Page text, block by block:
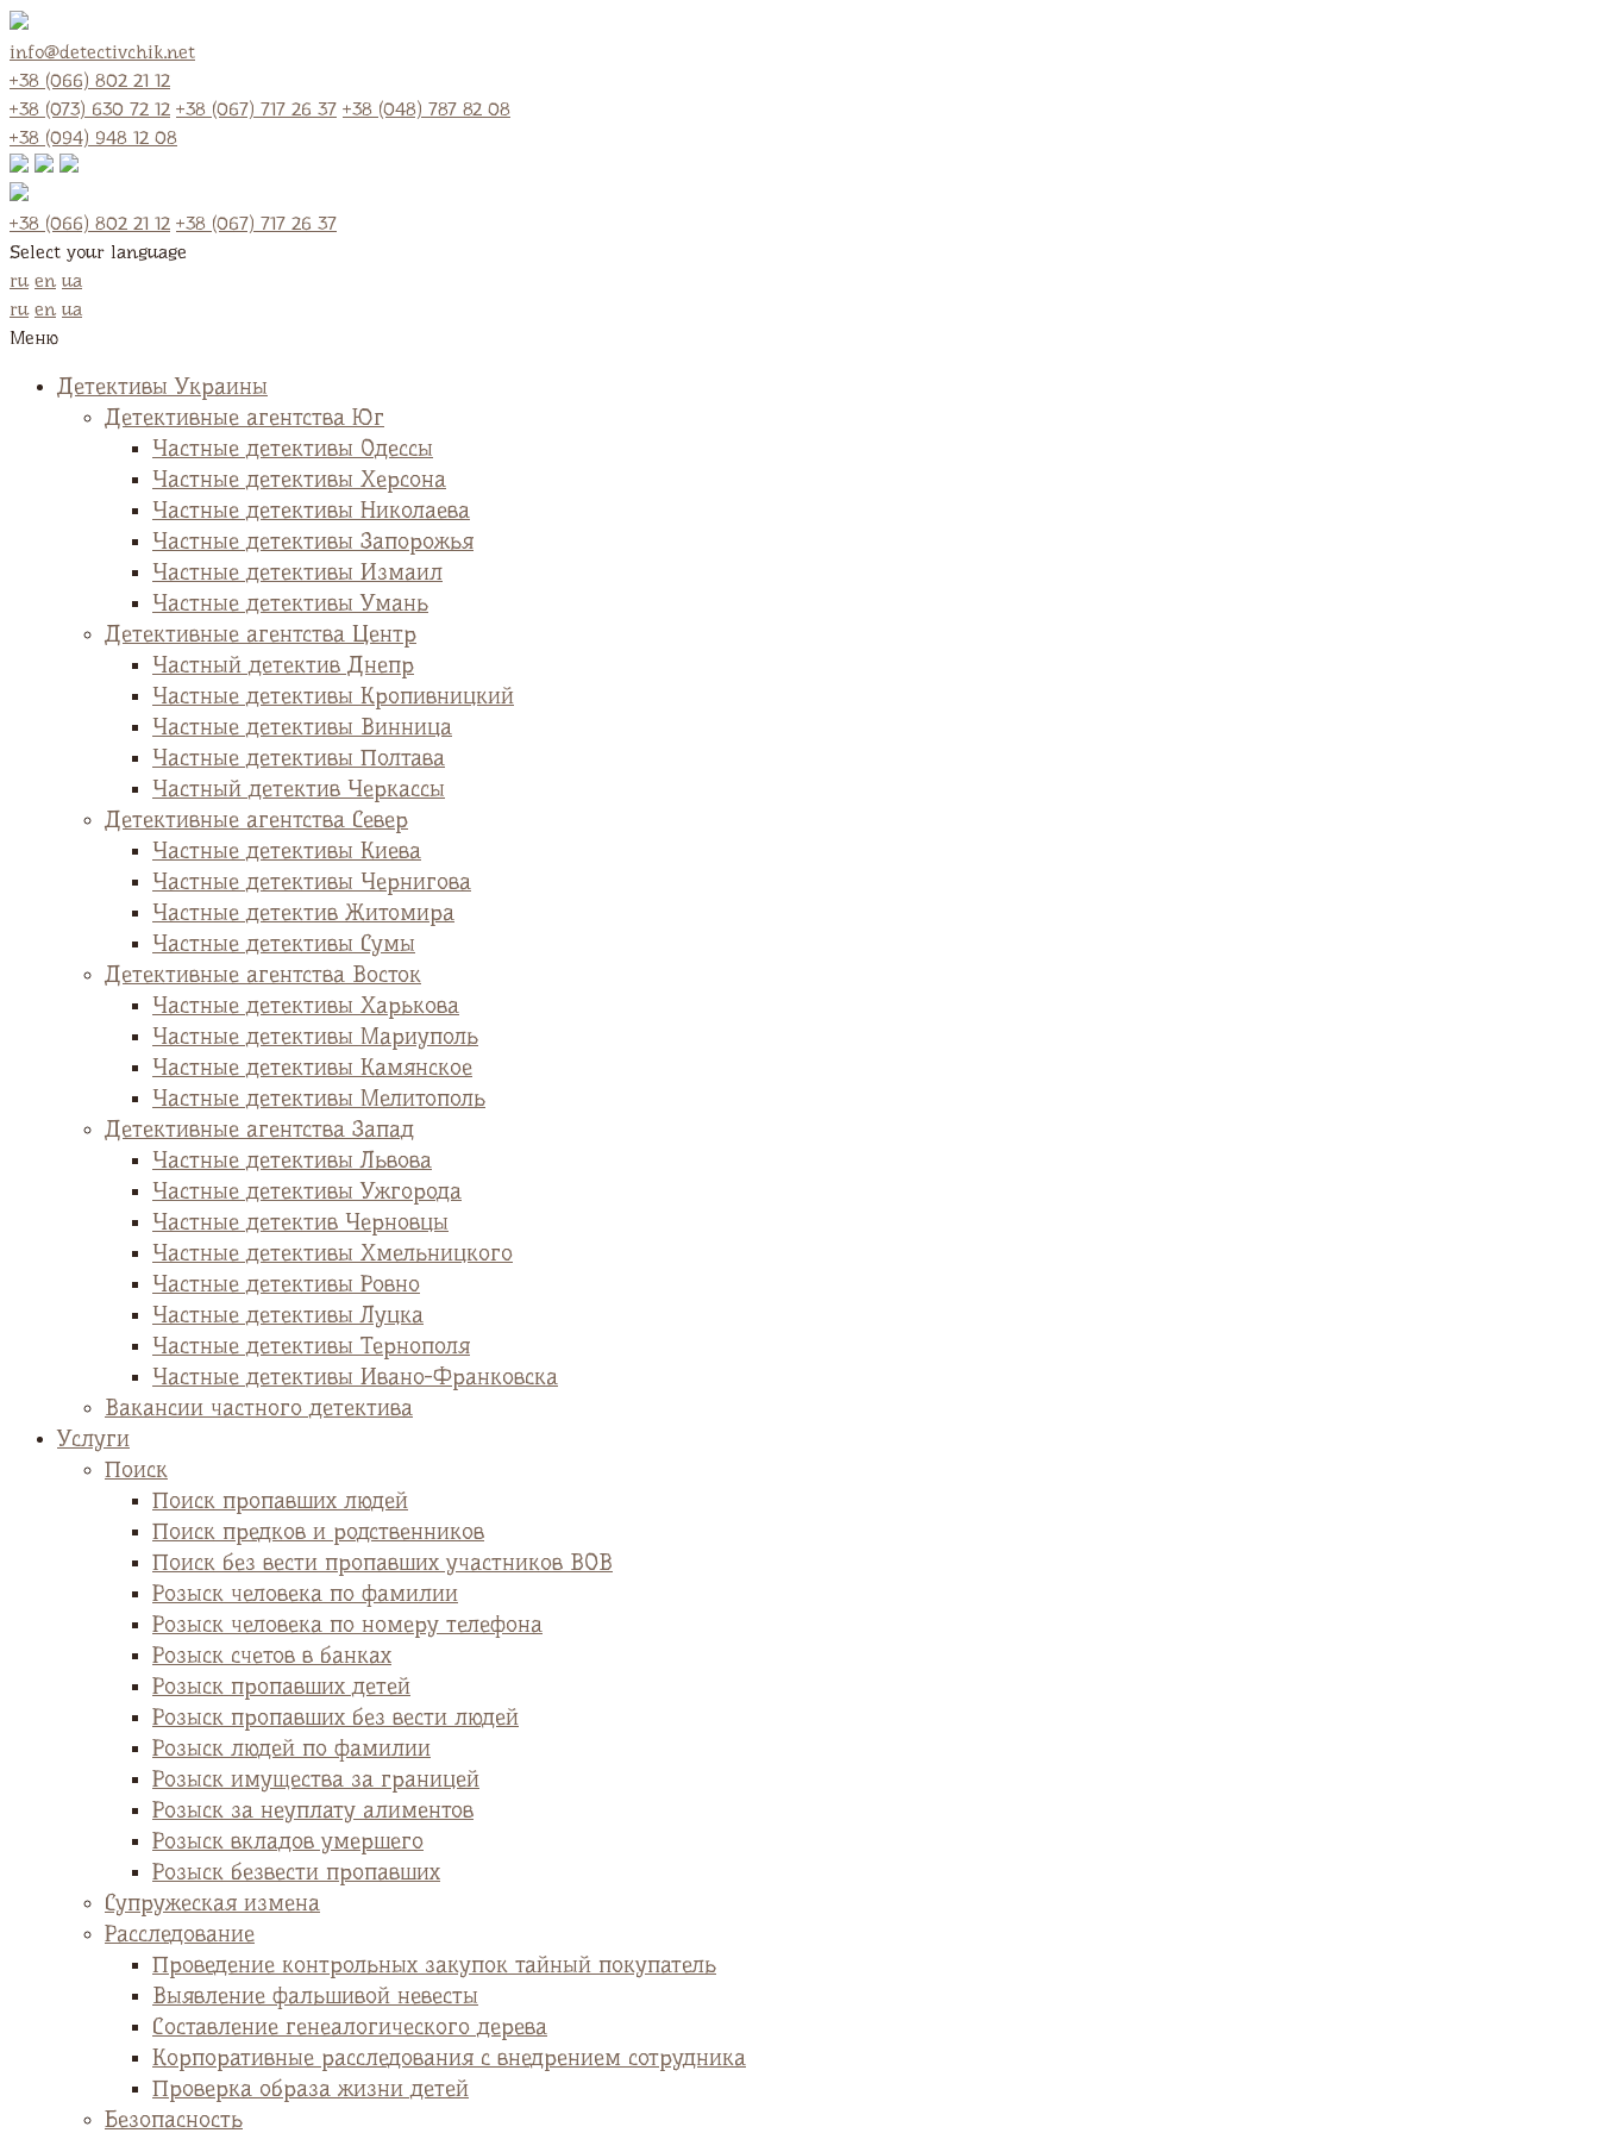
info@detectivchik.net
+38 (066) 802 21 12
+38 (073) 630 72 12 +38 (067) 717 26 37 +38 (048) 787 82 08
+38 (094) 948 12 08
+38 (066) 802 21 12 +38 (067) 717 26 37
Select your language
ru en ua
ru en ua
Меню
Детективы Украины
Детективные агентства Юг
Частные детективы Одессы
Частные детективы Херсона
Частные детективы Николаева
Частные детективы Запорожья
Частные детективы Измаил
Частные детективы Умань
Детективные агентства Центр
Частный детектив Днепр
Частные детективы Кропивницкий
Частные детективы Винница
Частные детективы Полтава
Частный детектив Черкассы
Детективные агентства Север
Частные детективы Киева
Частные детективы Чернигова
Частные детектив Житомира
Частные детективы Сумы
Детективные агентства Восток
Частные детективы Харькова
Частные детективы Мариуполь
Частные детективы Камянское
Частные детективы Мелитополь
Детективные агентства Запад
Частные детективы Львова
Частные детективы Ужгорода
Частные детектив Черновцы
Частные детективы Хмельницкого
Частные детективы Ровно
Частные детективы Луцка
Частные детективы Тернополя
Частные детективы Ивано-Франковска
Вакансии частного детектива
Услуги
Поиск
Поиск пропавших людей
Поиск предков и родственников
Поиск без вести пропавших участников ВОВ
Розыск человека по фамилии
Розыск человека по номеру телефона
Розыск счетов в банках
Розыск пропавших детей
Розыск пропавших без вести людей
Розыск людей по фамилии
Розыск имущества за границей
Розыск за неуплату алиментов
Розыск вкладов умершего
Розыск безвести пропавших
Супружеская измена
Расследование
Проведение контрольных закупок тайный покупатель
Выявление фальшивой невесты
Cоставление генеалогического дерева
Корпоративные расследования с внедрением сотрудника
Проверка образа жизни детей
Безопасность